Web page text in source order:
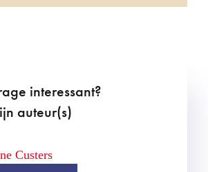
interessant?
auteur(s)